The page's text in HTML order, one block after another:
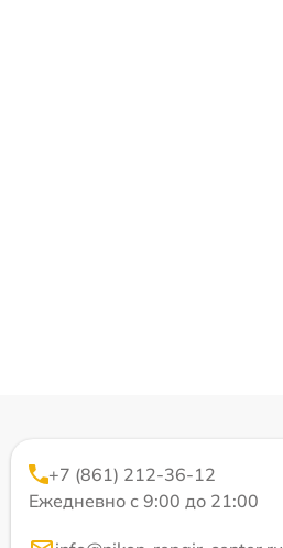
+7 (861) 212-36-12
Ежедневно с 9:00 до 21:00